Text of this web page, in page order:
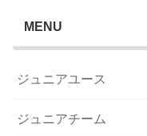
MENU
ジュニアユース
ジュニアチーム